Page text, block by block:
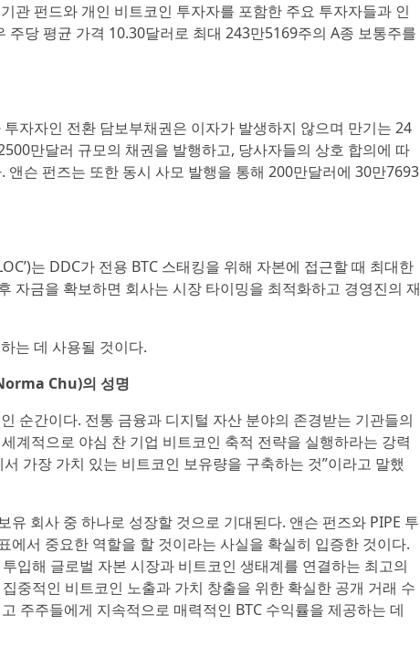
펀드와 개인 비트코인 투자자를 포함한 주요 투자자들과 인
당 평균 가격 10.30달러로 최대 243만5169주의 A종 보통주를
자자인 전환 담보부채권은 이자가 발생하지 않으며 만기는 24
만달러 규모의 채권을 발행하고, 당사자들의 상호 합의에 따
슨 펀즈는 또한 동시 사모 발행을 통해 200만달러에 30만7693
는 DDC가 전용 BTC 스태킹을 위해 자본에 접근할 때 최대한
자금을 확보하면 회사는 시장 타이밍을 최적화하고 경영진의 재
는 데 사용될 것이다.
Chu)의 성명
순간이다. 전통 금융과 디지털 자산 분야의 존경받는 기관들의
계적으로 야심 찬 기업 비트코인 축적 전략을 실행하라는 강력
가장 가치 있는 비트코인 보유량을 구축하는 것”이라고 말했
회사 중 하나로 성장할 것으로 기대된다. 앤슨 펀즈와 PIPE 투
서 중요한 역할을 할 것이라는 사실을 확실히 입증한 것이다.
입해 글로벌 자본 시장과 비트코인 생태계를 연결하는 최고의
중적인 비트코인 노출과 가치 창출을 위한 확실한 공개 거래 수
주주들에게 지속적으로 매력적인 BTC 수익률을 제공하는 데